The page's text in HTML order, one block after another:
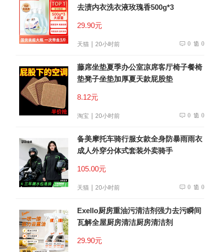
去渍内衣洗衣液玫瑰香500g*3
29.90元
天猫 20小时前 0 0
藤席坐垫夏季办公室凉席客厅椅子餐椅
垫凳子坐垫加厚夏天款屁股垫
8.12元
淘宝 20小时前 0 0
备美摩托车骑行服女款全身防暴雨雨衣
成人外穿分体式套装外卖骑手
105.00元
天猫 20小时前 0 0
Exello厨房重油污清洁剂强力去污瞬间
瓦解全屋厨房清洁厨房清洁剂
29.90元